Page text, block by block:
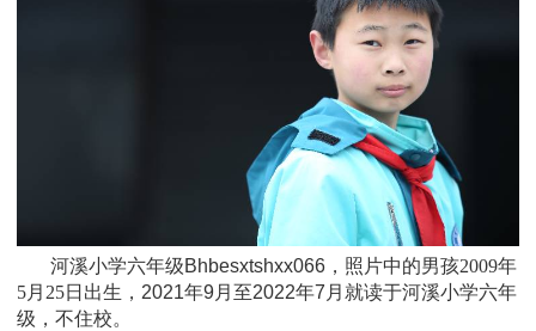
河溪小学六年级Bhbesxtshxx066，照片中的男孩2009年
5月25日 出生， 2021年9月至2022年7月就读于河溪小学六年
级 ，不住校。